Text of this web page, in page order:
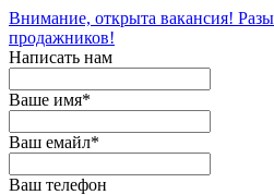
Внимание, открыта вакансия!
продажников!
Написать нам
Ваше имя*
Ваш емайл*
Ваш телефон